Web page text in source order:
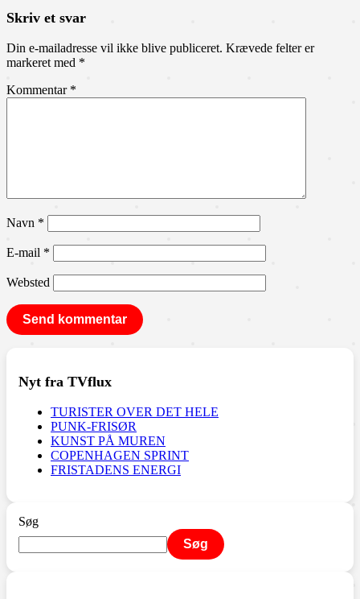
Skriv et svar
Din e-mailadresse vil ikke blive publiceret. Krævede felter er
markeret med *
Kommentar *
Navn *
E-mail *
Websted
Nyt fra TVflux
TURISTER OVER DET HELE
PUNK-FRISØR
KUNST PÅ MUREN
COPENHAGEN SPRINT
FRISTADENS ENERGI
Søg
Søg